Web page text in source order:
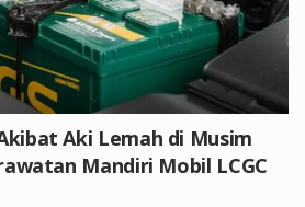
Aki Lemah di Musim
Mandiri Mobil LCGC